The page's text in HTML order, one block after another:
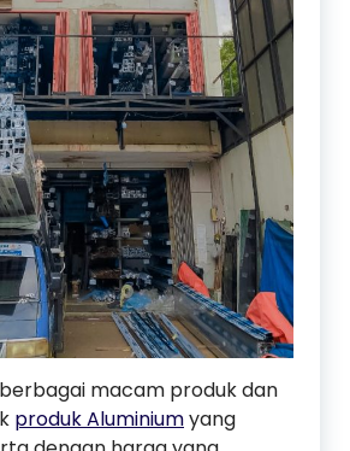
macam produk dan
produk Aluminiumyang